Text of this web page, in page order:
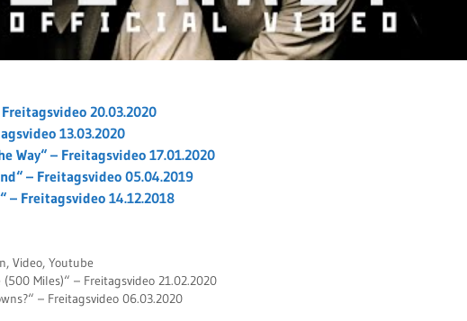
20.03.2020
13.03.2020
Way“ – Freitagsvideo 17.01.2020
– Freitagsvideo 05.04.2019
– Freitagsvideo 14.12.2018
, Video, Youtube
Miles)“ – Freitagsvideo 21.02.2020
– Freitagsvideo 06.03.2020